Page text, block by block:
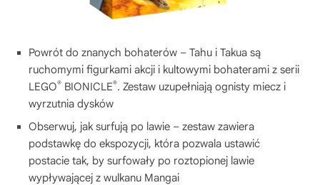
Powrót do znanych bohaterów – Tahu i Takua są
ruchomymi figurkami akcji i kultowymi bohaterami z serii
LEGO® BIONICLE®. Zestaw uzupełniają ognisty miecz i
wyrzutnia dysków
Obserwuj, jak surfują po lawie – zestaw zawiera
podstawkę do ekspozycji, która pozwala ustawić
postacie tak, by surfowały po roztopionej lawie
wypływającej z wulkanu Mangai